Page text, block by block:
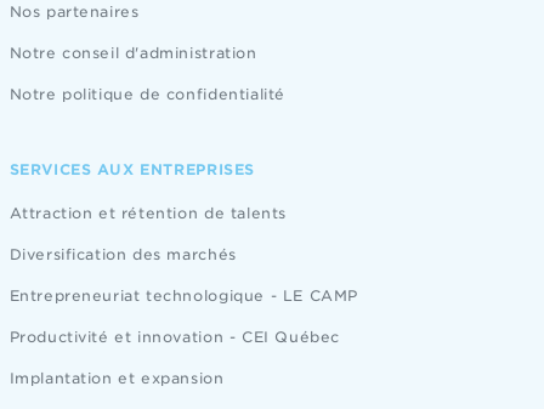
Nos partenaires
Notre conseil d'administration
Notre politique de confidentialité
SERVICES AUX ENTREPRISES
Attraction et rétention de talents
Diversification des marchés
Entrepreneuriat technologique - LE CAMP
Productivité et innovation - CEI Québec
Implantation et expansion